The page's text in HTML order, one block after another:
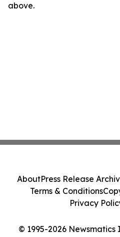
above.
© 1995-2026
AboutPress Release
Terms & Conditions
Privacy